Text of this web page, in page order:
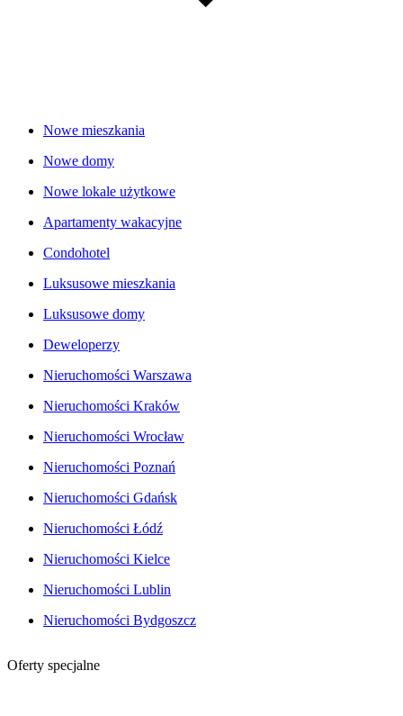
Nowe mieszkania
Nowe domy
Nowe lokale użytkowe
Apartamenty wakacyjne
Condohotel
Luksusowe mieszkania
Luksusowe domy
Deweloperzy
Nieruchomości Warszawa
Nieruchomości Kraków
Nieruchomości Wrocław
Nieruchomości Poznań
Nieruchomości Gdańsk
Nieruchomości Łódź
Nieruchomości Kielce
Nieruchomości Lublin
Nieruchomości Bydgoszcz
Oferty specjalne